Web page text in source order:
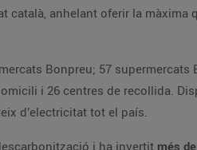
català, anhelant oferir la
Bonpreu; 57
i 26 centres de recollida.
d’electricitat tot el país.
i ha invertit més